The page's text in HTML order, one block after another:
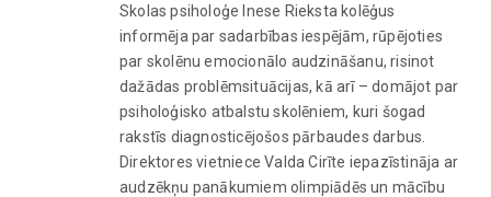
Skolas psiholoģe Inese Rieksta kolēģus
informēja par sadarbības iespējām, rūpējoties
par skolēnu emocionālo audzināšanu, risinot
dažādas problēmsituācijas, kā arī – domājot par
psiholoģisko atbalstu skolēniem, kuri šogad
rakstīs diagnosticējošos pārbaudes darbus.
Direktores vietniece Valda Cirīte iepazīstināja ar
audzēkņu panākumiem olimpiādēs un mācību